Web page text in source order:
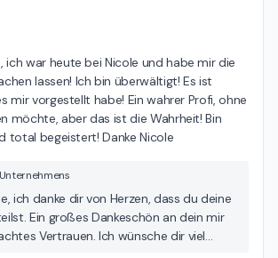
ich war heute bei Nicole und habe mir die
lassen! Ich bin überwältigt! Es ist
mir vorgestellt habe! Ein wahrer Profi, ohne
möchte, aber das ist die Wahrheit! Bin
total begeistert! Danke Nicole
ich danke dir von Herzen, dass du deine
Ein großes Dankeschön an dein mir
Vertrauen. Ich wünsche dir viel